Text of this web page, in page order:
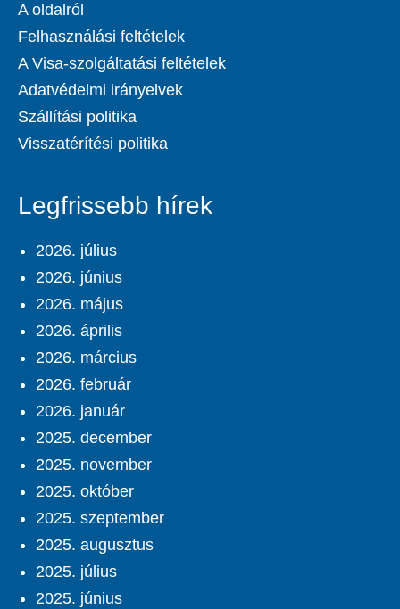
A oldalról
Felhasználási feltételek
A Visa-szolgáltatási feltételek
Adatvédelmi irányelvek
Szállítási politika
Visszatérítési politika
Legfrissebb hírek
2026. július
2026. június
2026. május
2026. április
2026. március
2026. február
2026. január
2025. december
2025. november
2025. október
2025. szeptember
2025. augusztus
2025. július
2025. június